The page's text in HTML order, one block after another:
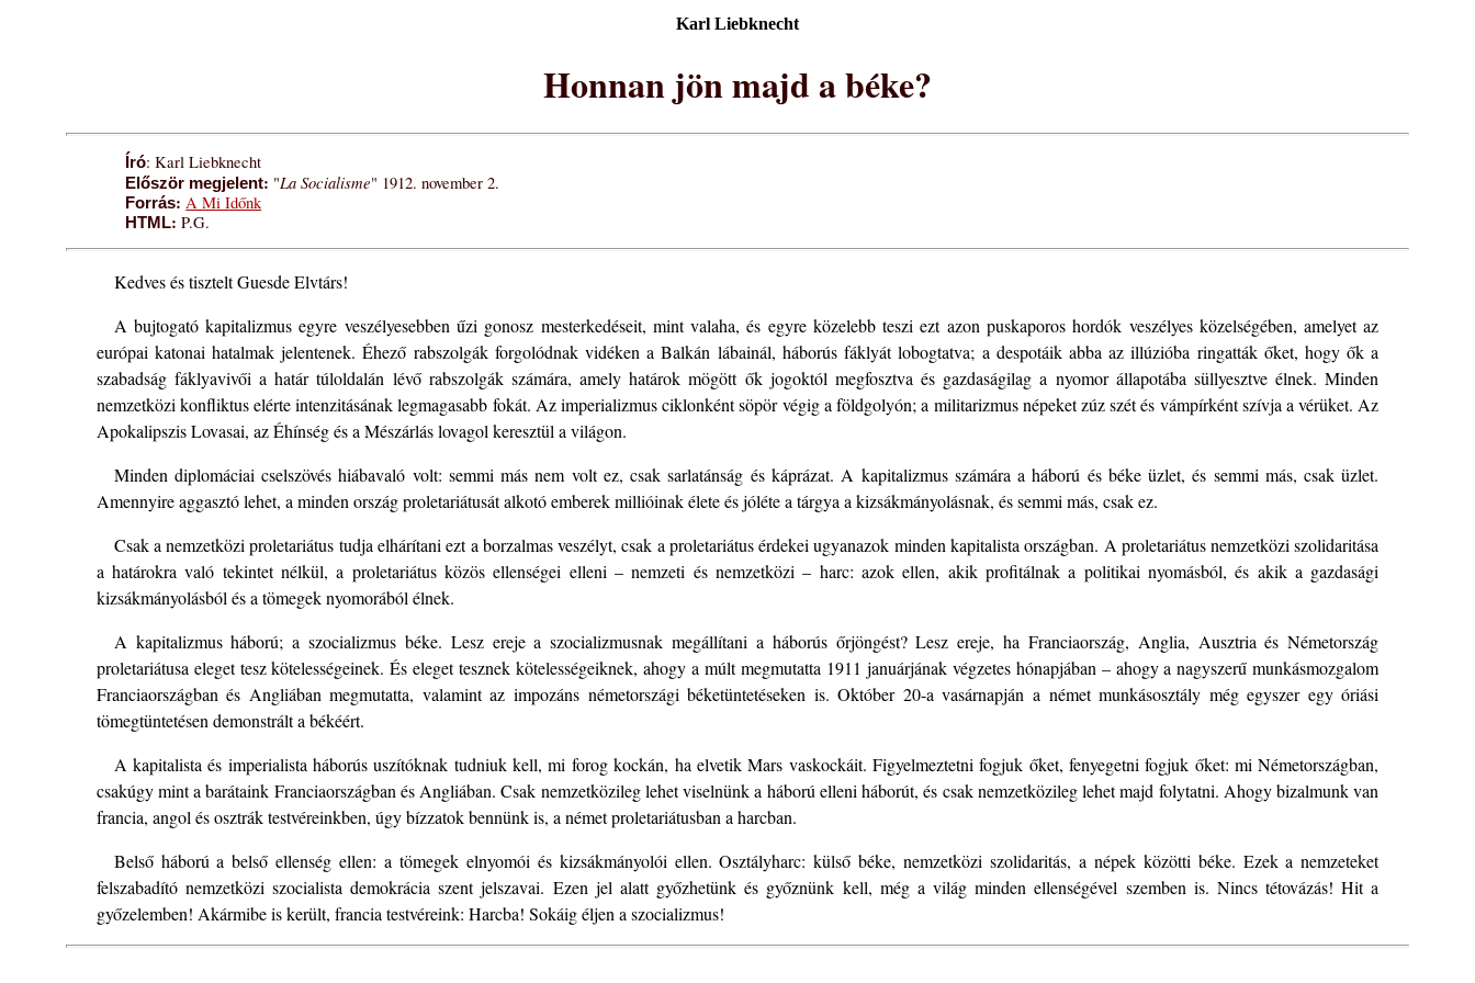
Karl Liebknecht
Honnan jön majd a béke?
Író: Karl Liebknecht
Először megjelent: "La Socialisme" 1912. november 2.
Forrás: A Mi Időnk
HTML: P.G.
Kedves és tisztelt Guesde Elvtárs!
A bujtogató kapitalizmus egyre veszélyesebben űzi gonosz mesterkedéseit, mint valaha, és egyre közelebb teszi ezt azon puskaporos hordók veszélyes közelségében, amelyet az
európai katonai hatalmak jelentenek. Éhező rabszolgák forgolódnak vidéken a Balkán lábainál, háborús fáklyát lobogtatva; a despotáik abba az illúzióba ringatták őket, hogy ők a
szabadság fáklyavivői a határ túloldalán lévő rabszolgák számára, amely határok mögött ők jogoktól megfosztva és gazdaságilag a nyomor állapotába süllyesztve élnek. Minden
nemzetközi konfliktus elérte intenzitásának legmagasabb fokát. Az imperializmus ciklonként söpör végig a földgolyón; a militarizmus népeket zúz szét és vámpírként szívja a vérüket. Az
Apokalipszis Lovasai, az Éhínség és a Mészárlás lovagol keresztül a világon.
Minden diplomáciai cselszövés hiábavaló volt: semmi más nem volt ez, csak sarlatánság és káprázat. A kapitalizmus számára a háború és béke üzlet, és semmi más, csak üzlet.
Amennyire aggasztó lehet, a minden ország proletariátusát alkotó emberek millióinak élete és jóléte a tárgya a kizsákmányolásnak, és semmi más, csak ez.
Csak a nemzetközi proletariátus tudja elhárítani ezt a borzalmas veszélyt, csak a proletariátus érdekei ugyanazok minden kapitalista országban. A proletariátus nemzetközi szolidaritása
a határokra való tekintet nélkül, a proletariátus közös ellenségei elleni – nemzeti és nemzetközi – harc: azok ellen, akik profitálnak a politikai nyomásból, és akik a gazdasági
kizsákmányolásból és a tömegek nyomorából élnek.
A kapitalizmus háború; a szocializmus béke. Lesz ereje a szocializmusnak megállítani a háborús őrjöngést? Lesz ereje, ha Franciaország, Anglia, Ausztria és Németország
proletariátusa eleget tesz kötelességeinek. És eleget tesznek kötelességeiknek, ahogy a múlt megmutatta 1911 januárjának végzetes hónapjában – ahogy a nagyszerű munkásmozgalom
Franciaországban és Angliában megmutatta, valamint az impozáns németországi béketüntetéseken is. Október 20-a vasárnapján a német munkásosztály még egyszer egy óriási
tömegtüntetésen demonstrált a békéért.
A kapitalista és imperialista háborús uszítóknak tudniuk kell, mi forog kockán, ha elvetik Mars vaskockáit. Figyelmeztetni fogjuk őket, fenyegetni fogjuk őket: mi Németországban,
csakúgy mint a barátaink Franciaországban és Angliában. Csak nemzetközileg lehet viselnünk a háború elleni háborút, és csak nemzetközileg lehet majd folytatni. Ahogy bizalmunk van
francia, angol és osztrák testvéreinkben, úgy bízzatok bennünk is, a német proletariátusban a harcban.
Belső háború a belső ellenség ellen: a tömegek elnyomói és kizsákmányolói ellen. Osztályharc: külső béke, nemzetközi szolidaritás, a népek közötti béke. Ezek a nemzeteket
felszabadító nemzetközi szocialista demokrácia szent jelszavai. Ezen jel alatt győzhetünk és győznünk kell, még a világ minden ellenségével szemben is. Nincs tétovázás! Hit a
győzelemben! Akármibe is került, francia testvéreink: Harcba! Sokáig éljen a szocializmus!